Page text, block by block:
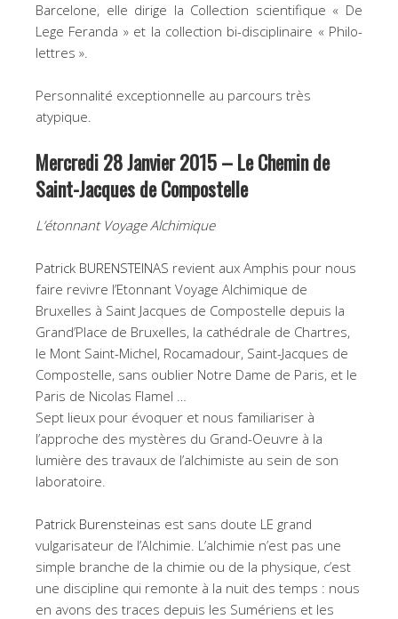
Barcelone, elle dirige la Collection scientifique « De
Lege Feranda » et la collection bi-disciplinaire « Philo-
lettres ».
Personnalité exceptionnelle au parcours très
atypique.
Mercredi 28 Janvier 2015 – Le Chemin de
Saint-Jacques de Compostelle
L’étonnant Voyage Alchimique
Patrick BURENSTEINAS revient aux Amphis pour nous
faire revivre l’Etonnant Voyage Alchimique de
Bruxelles à Saint Jacques de Compostelle depuis la
Grand’Place de Bruxelles, la cathédrale de Chartres,
le Mont Saint-Michel, Rocamadour, Saint-Jacques de
Compostelle, sans oublier Notre Dame de Paris, et le
Paris de Nicolas Flamel …
Sept lieux pour évoquer et nous familiariser à
l’approche des mystères du Grand-Oeuvre à la
lumière des travaux de l’alchimiste au sein de son
laboratoire.
Patrick Burensteinas est sans doute LE grand
vulgarisateur de l’Alchimie. L’alchimie n’est pas une
simple branche de la chimie ou de la physique, c’est
une discipline qui remonte à la nuit des temps : nous
en avons des traces depuis les Sumériens et les